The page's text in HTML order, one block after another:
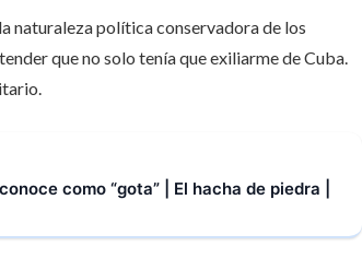
naturaleza política conservadora de los
que no solo tenía que exiliarme de Cuba.
como “gota” | El hacha de piedra |